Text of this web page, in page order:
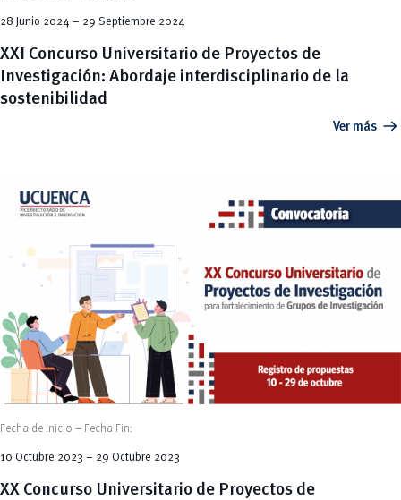
28 Junio 2024 – 29 Septiembre 2024
XXI Concurso Universitario de Proyectos de
Investigación: Abordaje interdisciplinario de la
sostenibilidad
Ver más arrow_right_alt
Fecha de Inicio – Fecha Fin:
10 Octubre 2023 – 29 Octubre 2023
XX Concurso Universitario de Proyectos de